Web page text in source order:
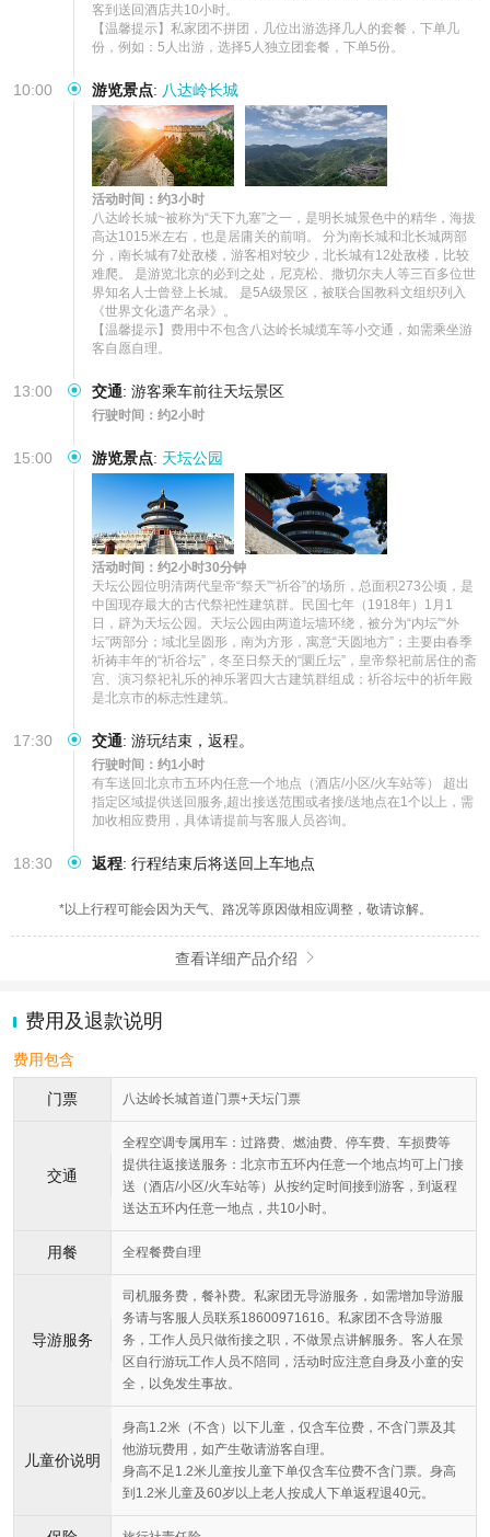
客到送回酒店共10小时。
【温馨提示】私家团不拼团，几位出游选择几人的套餐，下单几
份，例如：5人出游，选择5人独立团套餐，下单5份。
10:00 游览景点: 八达岭长城
活动时间：约3小时
八达岭长城~被称为“天下九塞”之一，是明长城景色中的精华，海拔
高达1015米左右，也是居庸关的前哨。 分为南长城和北长城两部
分，南长城有7处敌楼，游客相对较少，北长城有12处敌楼，比较
难爬。 是游览北京的必到之处，尼克松、撒切尔夫人等三百多位世
界知名人士曾登上长城。 是5A级景区，被联合国教科文组织列入
《世界文化遗产名录》。
【温馨提示】费用中不包含八达岭长城缆车等小交通，如需乘坐游
客自愿自理。
13:00 交通: 游客乘车前往天坛景区
行驶时间：约2小时
15:00 游览景点: 天坛公园
活动时间：约2小时30分钟
天坛公园位明清两代皇帝“祭天”“祈谷”的场所，总面积273公顷，是
中国现存最大的古代祭祀性建筑群。民国七年（1918年）1月1
日，辟为天坛公园。天坛公园由两道坛墙环绕，被分为“内坛”“外
坛”两部分；域北呈圆形，南为方形，寓意“天圆地方”；主要由春季
祈祷丰年的“祈谷坛”，冬至日祭天的“圜丘坛”，皇帝祭祀前居住的斋
宫、演习祭祀礼乐的神乐署四大古建筑群组成；祈谷坛中的祈年殿
是北京市的标志性建筑。
17:30 交通: 游玩结束，返程。
行驶时间：约1小时
有车送回北京市五环内任意一个地点（酒店/小区/火车站等） 超出
指定区域提供送回服务,超出接送范围或者接/送地点在1个以上，需
加收相应费用，具体请提前与客服人员咨询。
18:30 返程: 行程结束后将送回上车地点
*以上行程可能会因为天气、路况等原因做相应调整，敬请谅解。
查看详细产品介绍 
费用及退款说明
费用包含
门票 八达岭长城首道门票+天坛门票
交通
全程空调专属用车：过路费、燃油费、停车费、车损费等
提供往返接送服务：北京市五环内任意一个地点均可上门接
送（酒店/小区/火车站等）从按约定时间接到游客，到返程
送达五环内任意一地点，共10小时。
用餐 全程餐费自理
导游服务
司机服务费，餐补费。私家团无导游服务，如需增加导游服
务请与客服人员联系18600971616。私家团不含导游服
务，工作人员只做衔接之职，不做景点讲解服务。客人在景
区自行游玩工作人员不陪同，活动时应注意自身及小童的安
全，以免发生事故。
儿童价说明
身高1.2米（不含）以下儿童，仅含车位费，不含门票及其
他游玩费用，如产生敬请游客自理。
身高不足1.2米儿童按儿童下单仅含车位费不含门票。身高
到1.2米儿童及60岁以上老人按成人下单返程退40元。